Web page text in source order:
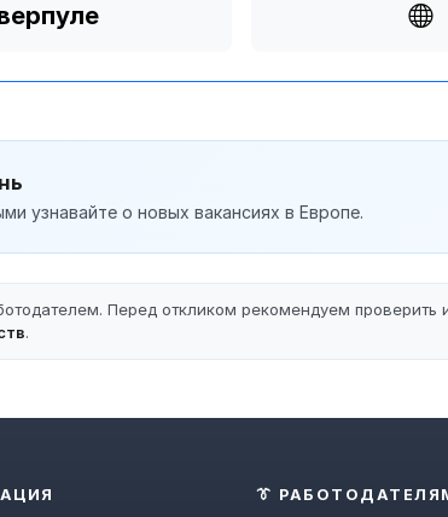
узнавайте о новых вакансиях в Европе.
Перед откликом рекомендуем
.
👔